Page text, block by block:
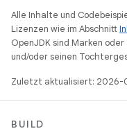
Alle Inhalte und
Lizenzen wie im Abschnitt
OpenJDK sind Marken
und/oder seinen
Zuletzt aktualisiert: 2026-
BUILD